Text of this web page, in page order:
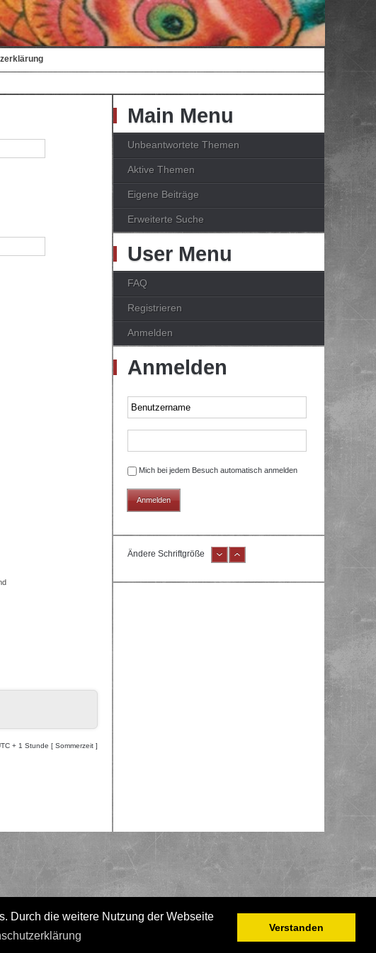
Durch die weitere Nutzung der Webseite
Verstanden
+ 1 Stunde [ Sommerzeit ]
Main Menu
Unbeantwortete Themen
Aktive Themen
Eigene Beiträge
Erweiterte Suche
User Menu
FAQ
Registrieren
Anmelden
Anmelden
Mich bei jedem Besuch automatisch anmelden
Ändere Schriftgröße